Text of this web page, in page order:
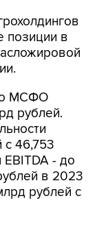
МСФО
с 46,753
- до
в 2023
рублей с
млн тонн